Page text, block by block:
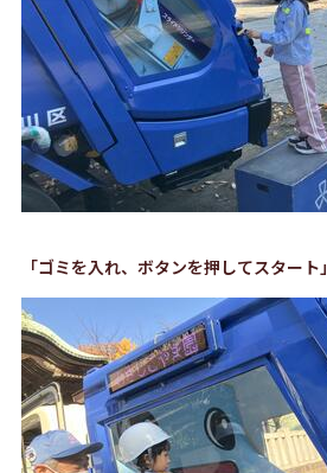
「ゴミを入れ、ボタンを押してスタート」